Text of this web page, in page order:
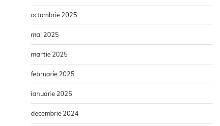
octombrie 2025
mai 2025
martie 2025
februarie 2025
ianuarie 2025
decembrie 2024